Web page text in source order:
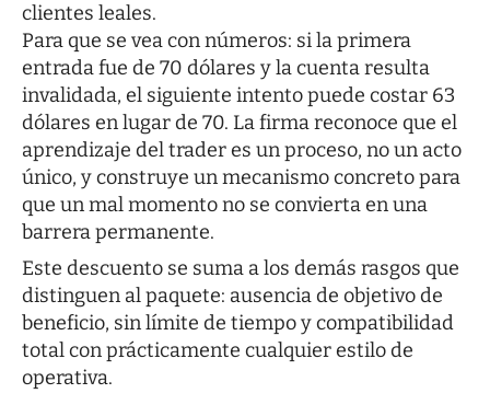
clientes leales.
Para que se vea con números: si la primera
entrada fue de 70 dólares y la cuenta resulta
invalidada, el siguiente intento puede costar 63
dólares en lugar de 70. La firma reconoce que el
aprendizaje del trader es un proceso, no un acto
único, y construye un mecanismo concreto para
que un mal momento no se convierta en una
barrera permanente.
Este descuento se suma a los demás rasgos que
distinguen al paquete: ausencia de objetivo de
beneficio, sin límite de tiempo y compatibilidad
total con prácticamente cualquier estilo de
operativa.